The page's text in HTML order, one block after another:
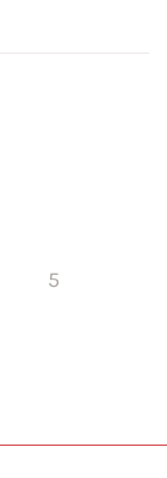
5